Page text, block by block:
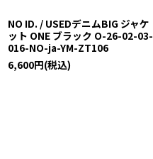
NO ID. / USEDデニムBIG ジャケ
ット ONE ブラック O-26-02-03-
016-NO-ja-YM-ZT106
6,600円(税込)